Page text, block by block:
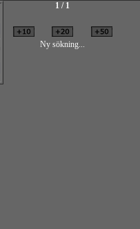
1 / 1
Ny sökning...